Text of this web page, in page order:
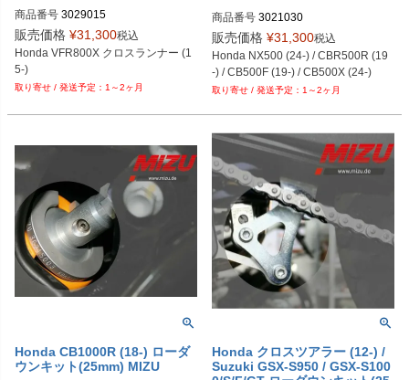
商品番号 3029015
販売価格 ¥31,300税込
Honda VFR800X クロスランナー (1
5-)
1～2ヶ月
商品番号 3021030
販売価格 ¥31,300税込
Honda NX500 (24-) / CBR500R (19
-) / CB500F (19-) / CB500X (24-)
1～2ヶ月
Honda CB1000R (18-) ローダ
ウンキット(25mm) MIZU
Honda クロスツアラー (12-) /
Suzuki GSX-S950 / GSX-S100